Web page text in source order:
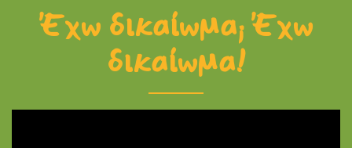
Έχω δικαίωμα; Έχω
δικαίωμα!